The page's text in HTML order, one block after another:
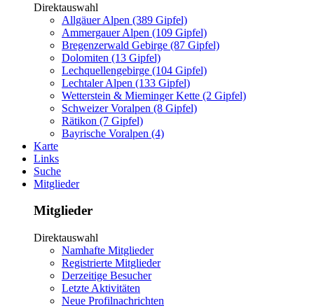
Direktauswahl
Allgäuer Alpen (389 Gipfel)
Ammergauer Alpen (109 Gipfel)
Bregenzerwald Gebirge (87 Gipfel)
Dolomiten (13 Gipfel)
Lechquellengebirge (104 Gipfel)
Lechtaler Alpen (133 Gipfel)
Wetterstein & Mieminger Kette (2 Gipfel)
Schweizer Voralpen (8 Gipfel)
Rätikon (7 Gipfel)
Bayrische Voralpen (4)
Karte
Links
Suche
Mitglieder
Mitglieder
Direktauswahl
Namhafte Mitglieder
Registrierte Mitglieder
Derzeitige Besucher
Letzte Aktivitäten
Neue Profilnachrichten